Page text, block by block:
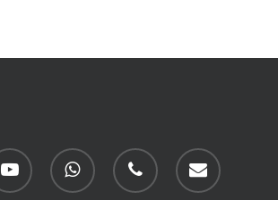
whatsapp phone email